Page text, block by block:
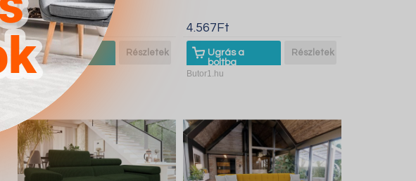
4.567Ft
Ugrás a
boltba
Részletek
Butor1.hu
4.567Ft
Ugrás a
boltba
Részletek
Butor1.hu